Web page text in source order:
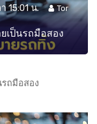
15:01 น. Tor
เป็นรถมือสอง
ถมือสอง